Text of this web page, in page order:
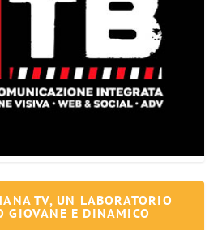
TV, UN LABORATORIO
GIOVANE E DINAMICO